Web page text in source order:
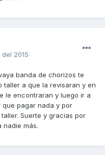
2015
banda de chorizos te
taller a que la revisaran y en
le encontraran y luego ir a
pagar nada y por
Suerte y gracias por
nadie más.